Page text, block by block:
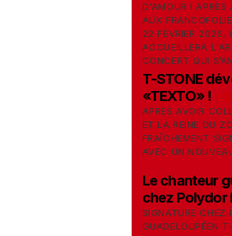
D'AMOUR ! APRÈS
AUX
22 FÉVRIER 2025,
ACCUEILLERA
CONCERT QUI
T-STONE
«TEXTO» !
APRÈS AVOIR
ET LA REINE DU
FRAÎCHEMENT
AVEC UN
Le chanteur
chez Polydor
SIGNATURE CHEZ
GUADELOUPÉEN